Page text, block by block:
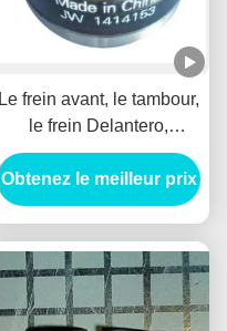
Le frein avant, le tambour,
le frein Delantero,
l'alternateur à courant
continu pour Mitsubishi
1414153
Obtenez le meilleur prix